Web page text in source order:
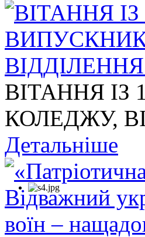
ВІТАННЯ
КОЛЕДЖУ,
Детальніше